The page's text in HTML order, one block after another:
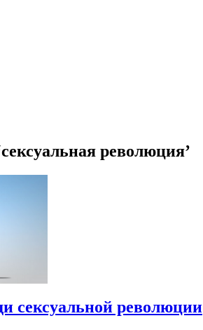
революция’
сексуальной революции